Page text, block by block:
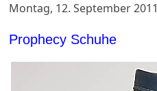
Montag, 12. September 2011
Prophecy Schuhe